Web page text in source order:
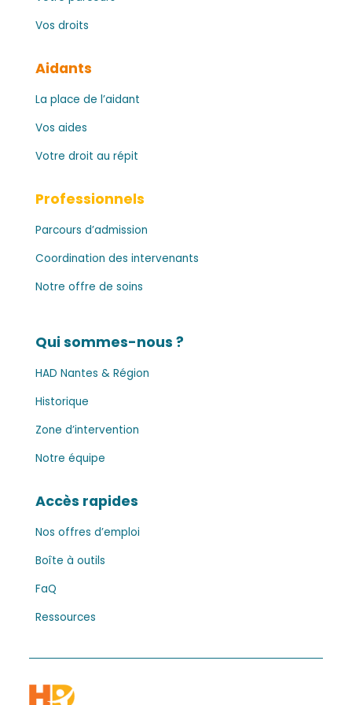
Vos droits
Aidants
La place de l’aidant
Vos aides
Votre droit au répit
Professionnels
Parcours d’admission
Coordination des intervenants
Notre offre de soins
Qui sommes-nous ?
HAD Nantes & Région
Historique
Zone d’intervention
Notre équipe
Accès rapides
Nos offres d’emploi
Boîte à outils
FaQ
Ressources